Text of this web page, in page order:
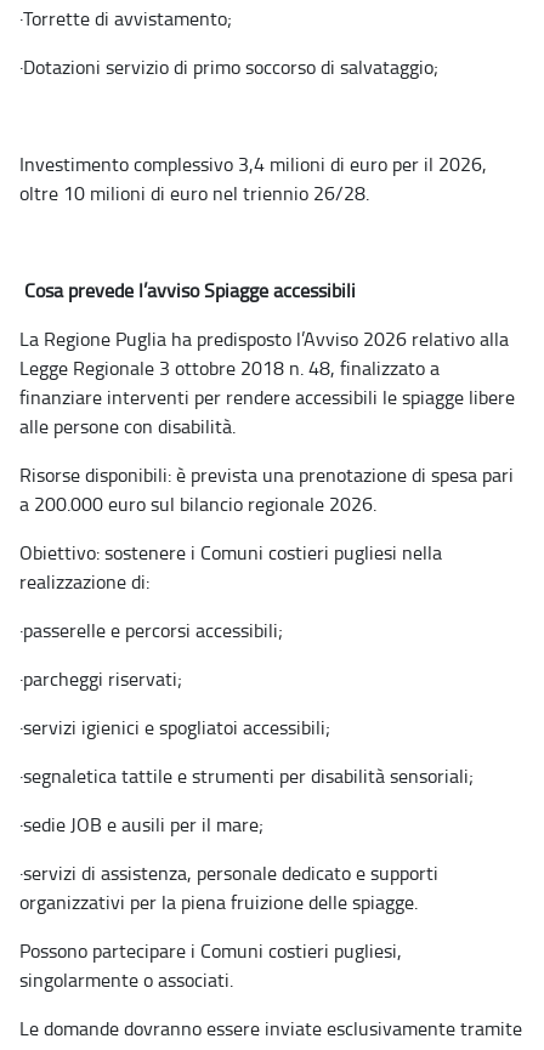
·Torrette di avvistamento;
·Dotazioni servizio di primo soccorso di salvataggio;
Investimento complessivo 3,4 milioni di euro per il 2026,
oltre 10 milioni di euro nel triennio 26/28.
Cosa prevede l’avviso Spiagge accessibili
La Regione Puglia ha predisposto l’Avviso 2026 relativo alla
Legge Regionale 3 ottobre 2018 n. 48, finalizzato a
finanziare interventi per rendere accessibili le spiagge libere
alle persone con disabilità.
Risorse disponibili: è prevista una prenotazione di spesa pari
a 200.000 euro sul bilancio regionale 2026.
Obiettivo: sostenere i Comuni costieri pugliesi nella
realizzazione di:
·passerelle e percorsi accessibili;
·parcheggi riservati;
·servizi igienici e spogliatoi accessibili;
·segnaletica tattile e strumenti per disabilità sensoriali;
·sedie JOB e ausili per il mare;
·servizi di assistenza, personale dedicato e supporti
organizzativi per la piena fruizione delle spiagge.
Possono partecipare i Comuni costieri pugliesi,
singolarmente o associati.
Le domande dovranno essere inviate esclusivamente tramite